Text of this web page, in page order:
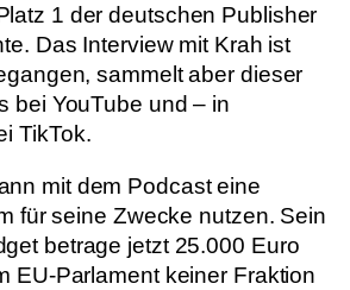
1 der deutschen Publisher
Das Interview mit Krah ist
sammelt aber dieser
bei YouTube und – in
TikTok.
mit dem Podcast eine
für seine Zwecke nutzen. Sein
betrage jetzt 25.000 Euro
EU-Parlament keiner Fraktion